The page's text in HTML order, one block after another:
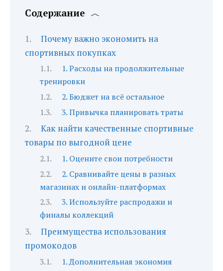
Содержание
Почему важно экономить на
спортивных покупках
1. Расходы на продолжительные
тренировки
2. Бюджет на всё остальное
3. Привычка планировать траты
Как найти качественные спортивные
товары по выгодной цене
1. Оцените свои потребности
2. Сравнивайте цены в разных
магазинах и онлайн-платформах
3. Используйте распродажи и
финалы коллекций
Преимущества использования
промокодов
1. Дополнительная экономия